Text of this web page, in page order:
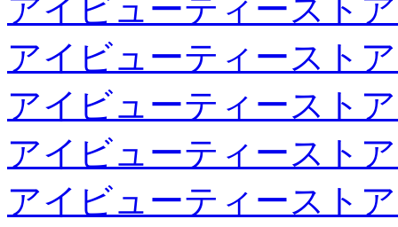
アイビューティースト
アイビューティースト
アイビューティースト
アイビューティースト
アイビューティースト